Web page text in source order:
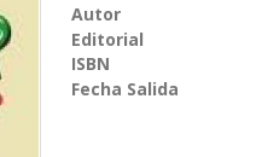
Autor
Editorial
ISBN
Fecha Salida